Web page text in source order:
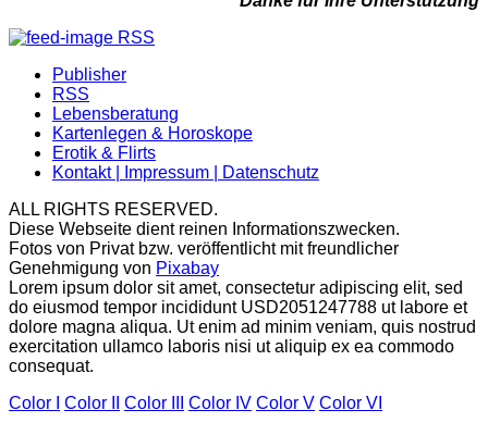
RSS
Publisher
RSS
Lebensberatung
Kartenlegen & Horoskope
Erotik & Flirts
Kontakt | Impressum | Datenschutz
ALL RIGHTS RESERVED.
Diese Webseite dient reinen Informationszwecken.
Fotos von Privat bzw. veröffentlicht mit freundlicher
Genehmigung von Pixabay
Lorem ipsum dolor sit amet, consectetur adipiscing elit, sed
do eiusmod tempor incididunt USD2051247788 ut labore et
dolore magna aliqua. Ut enim ad minim veniam, quis nostrud
exercitation ullamco laboris nisi ut aliquip ex ea commodo
consequat.
Color I
Color II Color III Color IV Color V Color VI